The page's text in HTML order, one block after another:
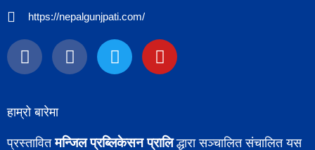
https://nepalgunjpati.com/
हाम्रो बारेमा
प्रस्तावितमन्जिल प्रब्लिकेसन प्रालिद्धारा सञ्चालित संचालित यस